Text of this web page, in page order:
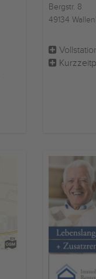
Bergstr. 8
49134